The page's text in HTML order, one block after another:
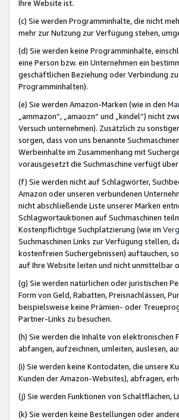
Ihre Website ist.
(c) Sie werden Programminhalte, die nicht
mehr zur Nutzung zur Verfügung stehen,
(d) Sie werden keine Programminhalte,
eine Person bzw. ein Unternehmen ein
geschäftlichen Beziehung oder Verbindung
Programminhalten).
(e) Sie werden Amazon-Marken (wie in den
„ammazon“, „amaozn“ und „kindel“) nicht
Versuch unternehmen). Zusätzlich zu
sorgen, dass von uns benannte
Werbeinhalte im Zusammenhang mit
vorausgesetzt die Suchmaschine verfügt
(f) Sie werden nicht auf Schlagwörter,
Amazon oder unseren verbundenen
nicht abschließende Liste unserer Marken
Schlagwortauktionen auf Suchmaschinen
Kostenpflichtige Suchplatzierung (wie im
Suchmaschinen Links zur Verfügung stellen,
kostenfreien Suchergebnissen) auftauchen,
auf Ihre Website leiten und nicht
(g) Sie werden natürlichen oder juristischen
Form von Geld, Rabatten, Preisnachlässen,
beispielsweise keine Prämien- oder
Partner-Links zu besuchen.
(h) Sie werden die Inhalte von elektronischen
abfangen, aufzeichnen, umleiten, auslesen,
(i) Sie werden keine Kontodaten, die unsere
Kunden der Amazon-Websites), abfragen,
(j) Sie werden Funktionen von Schaltflächen,
(k) Sie werden keine Bestellungen oder